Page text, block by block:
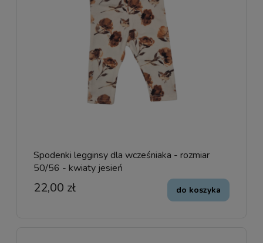
Spodenki legginsy dla wcześniaka - rozmiar
50/56 - kwiaty jesień
22,00 zł do koszyka